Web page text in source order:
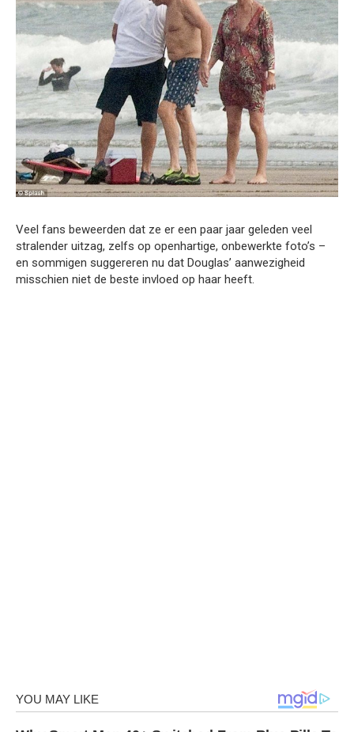
Veel fans beweerden dat ze er een paar jaar geleden veel
stralender uitzag, zelfs op openhartige, onbewerkte foto’s –
en sommigen suggereren nu dat Douglas’ aanwezigheid
misschien niet de beste invloed op haar heeft.